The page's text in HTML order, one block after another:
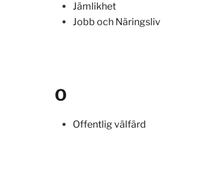
Jämlikhet
Jobb och Näringsliv
O
Offentlig välfärd